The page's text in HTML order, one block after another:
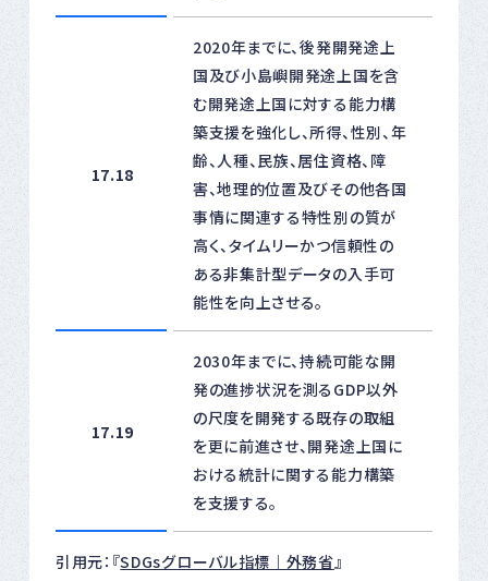
17.18
2020年までに、後発開発途上
国及び小島嶼開発途上国を含
む開発途上国に対する能力構
築支援を強化し、所得、性別、年
齢、人種、民族、居住資格、障
害、地理的位置及びその他各国
事情に関連する特性別の質が
高く、タイムリーかつ信頼性の
ある非集計型データの入手可
能性を向上させる。
17.19
2030年までに、持続可能な開
発の進捗状況を測るGDP以外
の尺度を開発する既存の取組
を更に前進させ、開発途上国に
おける統計に関する能力構築
を支援する。
引用元：『SDGsグローバル指標｜外務省 』